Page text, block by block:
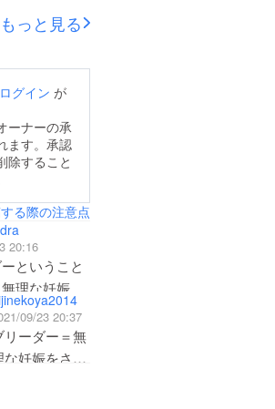
けから工事開
写真はbefore
ロアリ駆除。
屋根部分の雨
いる可能性の
の補修、室内
のフローリング
。水回りなど
たい部分は沢
すが、まずは
て機能できる
る最低限の工
はお願いする
もっと見る
ログイン が
ーナーの承
ます。承認
除すること
る際の注意点
20:16
ということ
理な妊娠を
ということ
護猫施設で
ですか？
09/23 20:37
リーダー＝無
な妊娠をさせ